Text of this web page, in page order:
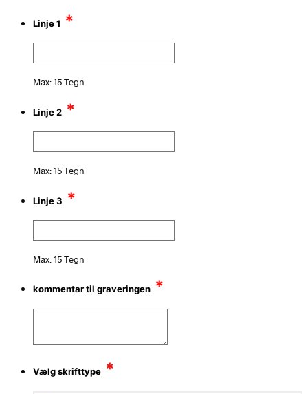
Linje 1 *
Max: 15 Tegn
Linje 2 *
Max: 15 Tegn
Linje 3 *
Max: 15 Tegn
kommentar til graveringen *
Vælg skrifttype *